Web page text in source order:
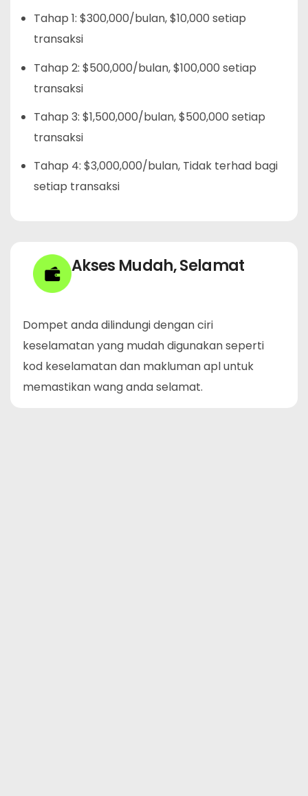
Tahap 1: $300,000/bulan, $10,000 setiap
transaksi
Tahap 2: $500,000/bulan, $100,000 setiap
transaksi
Tahap 3: $1,500,000/bulan, $500,000 setiap
transaksi
Tahap 4: $3,000,000/bulan, Tidak terhad bagi
setiap transaksi
Akses Mudah, Selamat
Dompet anda dilindungi dengan ciri
keselamatan yang mudah digunakan seperti
kod keselamatan dan makluman apl untuk
memastikan wang anda selamat.